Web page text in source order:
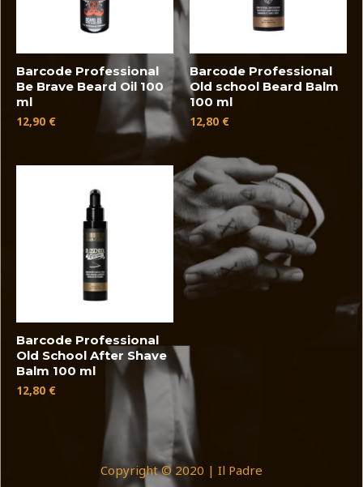
Barcode Professional
Be Brave Beard Oil 100
ml
12,90 €
Barcode Professional
Old school Beard Balm
100 ml
12,80 €
Barcode Professional
Old School After Shave
Balm 100 ml
12,80 €
Copyright © 2020 | Il Padre